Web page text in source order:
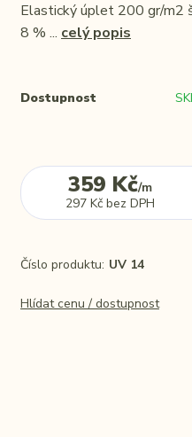
Elastický úplet 200 gr/m2
8 % ... celý popis
Dostupnost
359 Kč/m
297 Kč bez DPH
Číslo produktu: UV 14
Hlídat cenu / dostupnost